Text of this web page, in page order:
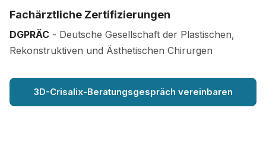
Fachärztliche Zertifizierungen
DGPRÄC - Deutsche Gesellschaft der Plastischen,
Rekonstruktiven und Ästhetischen Chirurgen
3D-Crisalix-Beratungsgespräch vereinbaren